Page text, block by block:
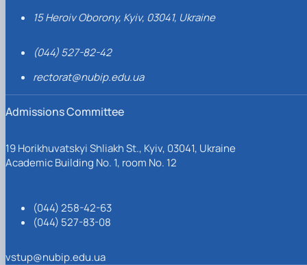
15 Heroiv Oborony, Kyiv, 03041, Ukraine
(044) 527-82-42
rectorat@nubip.edu.ua
Admissions Committee
19 Horikhuvatskyi Shliakh St., Kyiv, 03041, Ukraine
Academic Building No. 1, room No. 12
(044) 258-42-63
(044) 527-83-08
vstup@nubip.edu.ua